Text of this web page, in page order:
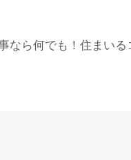
なら何でも！住まい